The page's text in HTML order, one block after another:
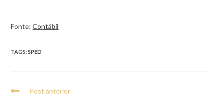
Fonte:Contábil
TAGS:SPED
Post anterior